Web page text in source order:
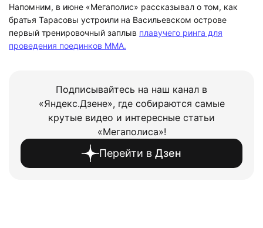
Напомним, в июне «Мегаполис» рассказывал о том, как
братья Тарасовы устроили на Васильевском острове
первый тренировочный заплыв плавучего ринга для
проведения поединков MMA.
Подписывайтесь на наш канал в
«Яндекс.Дзене», где собираются самые
крутые видео и интересные статьи
«Мегаполиса»!
Перейти в Дзен